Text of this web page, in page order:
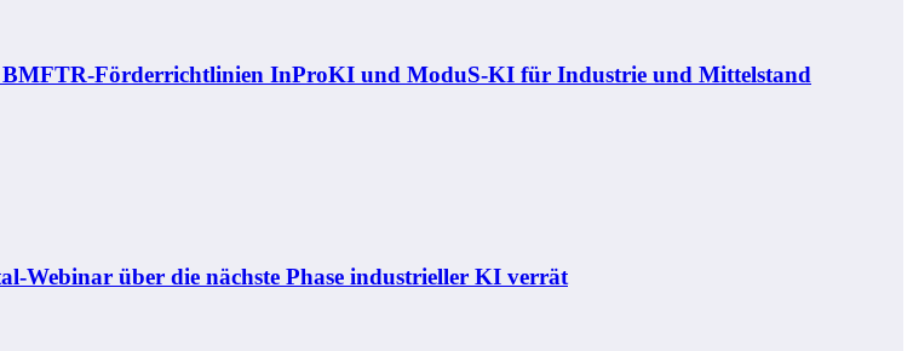
Förderrichtlinien InProKI und ModuS‑KI für Industrie und Mittelstand
Webinar über die nächste Phase industrieller KI verrät